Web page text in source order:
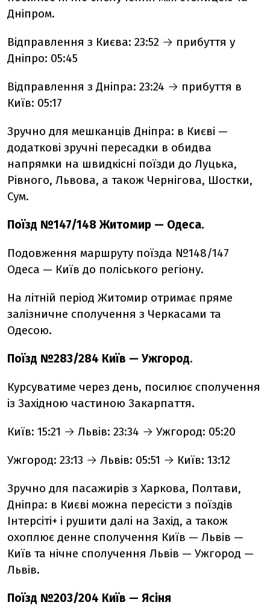
Дніпром.
Відправлення з Києва: 23:52 → прибуття у
Дніпро: 05:45
Відправлення з Дніпра: 23:24 → прибуття в
Київ: 05:17
Зручно для мешканців Дніпра: в Києві —
додаткові зручні пересадки в обидва
напрямки на швидкісні поїзди до Луцька,
Рівного, Львова, а також Чернігова, Шостки,
Сум.
Поїзд №147/148 Житомир — Одеса.
Подовження маршруту поїзда №148/147
Одеса — Київ до поліського регіону.
На літній період Житомир отримає пряме
залізничне сполучення з Черкасами та
Одесою.
Поїзд №283/284 Київ — Ужгород.
Курсуватиме через день, посилює сполучення
із Західною частиною Закарпаття.
Київ: 15:21 → Львів: 23:34 → Ужгород: 05:20
Ужгород: 23:13 → Львів: 05:51 → Київ: 13:12
Зручно для пасажирів з Харкова, Полтави,
Дніпра: в Києві можна пересісти з поїздів
Інтерсіті+ і рушити далі на Захід, а також
охоплює денне сполучення Київ — Львів —
Київ та нічне сполучення Львів — Ужгород —
Львів.
Поїзд №203/204 Київ — Ясіня